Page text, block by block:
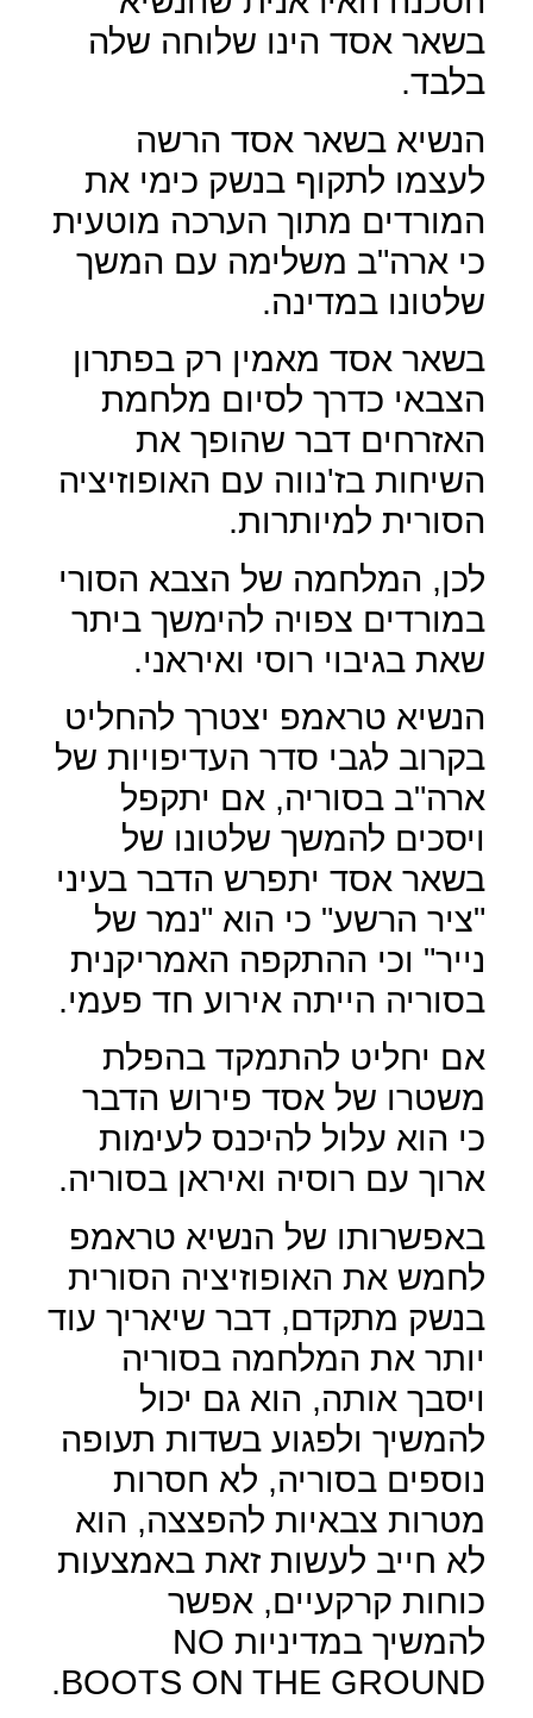
בשאר אסד הינו שלוחה שלה
בלבד.
הנשיא בשאר אסד הרשה
לעצמו לתקוף בנשק כימי את
המורדים מתוך הערכה מוטעית
כי ארה"ב משלימה עם המשך
שלטונו במדינה.
בשאר אסד מאמין רק בפתרון
הצבאי כדרך לסיום מלחמת
האזרחים דבר שהופך את
השיחות בז'נווה עם האופוזיציה
הסורית למיותרות.
לכן, המלחמה של הצבא הסורי
במורדים צפויה להימשך ביתר
שאת בגיבוי רוסי ואיראני.
הנשיא טראמפ יצטרך להחליט
בקרוב לגבי סדר העדיפויות של
ארה"ב בסוריה, אם יתקפל
ויסכים להמשך שלטונו של
בשאר אסד יתפרש הדבר בעיני
"ציר הרשע" כי הוא "נמר של
נייר" וכי ההתקפה האמריקנית
בסוריה הייתה אירוע חד פעמי.
אם יחליט להתמקד בהפלת
משטרו של אסד פירוש הדבר
כי הוא עלול להיכנס לעימות
ארוך עם רוסיה ואיראן בסוריה.
באפשרותו של הנשיא טראמפ
לחמש את האופוזיציה הסורית
בנשק מתקדם, דבר שיאריך עוד
יותר את המלחמה בסוריה
ויסבך אותה, הוא גם יכול
להמשיך ולפגוע בשדות תעופה
נוספים בסוריה, לא חסרות
מטרות צבאיות להפצצה, הוא
לא חייב לעשות זאת באמצעות
כוחות קרקעיים, אפשר
להמשיך במדיניות NO
BOOTS ON THE GROUND
.